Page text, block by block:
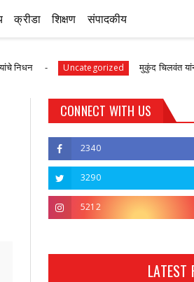
क्रीडा शिक्षण संपादकीय
Uncategorized मुकुंद चिलवंत यांनी स्वीकारला
CONNECT WITH US
2340
3290
5212
LATEST